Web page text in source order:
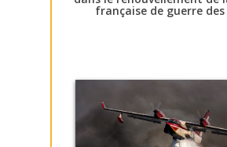
française de guerre